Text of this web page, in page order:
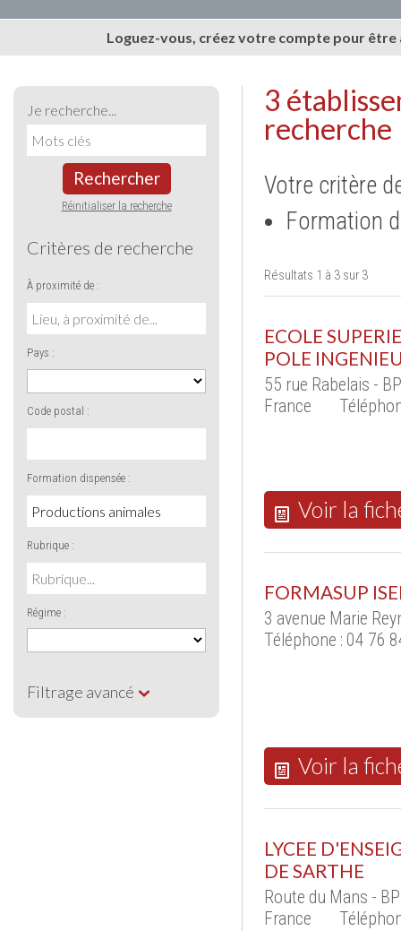
Loguez-vous, créez votre compte pour
Je recherche...
Rechercher
Réinitialiser la recherche
Critères de recherche
À proximité de :
Pays :
Code postal :
Formation dispensée :
Rubrique :
Régime :
Filtrage avancé
3
recherche
Votre critère
Formation
Résultats 1 à 3 sur 3
ECOLE
POLE
55 rue Rabelais -
France
Voir la
FORMASUP
3 avenue Marie
Téléphone : 04 76
Voir la
LYCEE
DE SARTHE
Route du Mans -
France